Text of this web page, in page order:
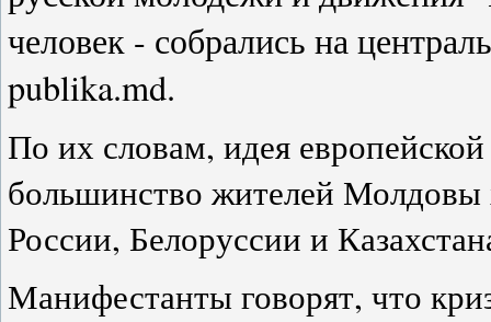
человек - собрались на
publika.md.
По их словам, идея
большинство жителей
России, Белоруссии и
Манифестанты говорят, что